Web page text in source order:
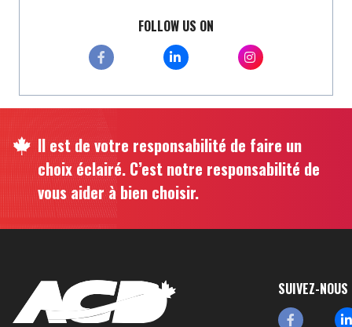
FOLLOW US ON
Il est de votre responsabilité de faire un
choix éclairé. C’est notre responsabilité de
vous aider à bien choisir.
SUIVEZ-